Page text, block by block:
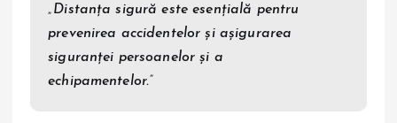
„Distanța sigură este esențială pentru
prevenirea accidentelor și așigurarea
siguranței persoanelor și a
echipamentelor.”